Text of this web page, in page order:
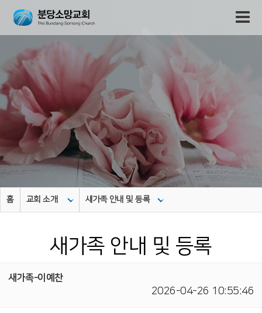
홈 교회 소개 새가족 안내 및 등록
새가족 안내 및 등록
새가족-이예찬
2026-04-26 10:55:46